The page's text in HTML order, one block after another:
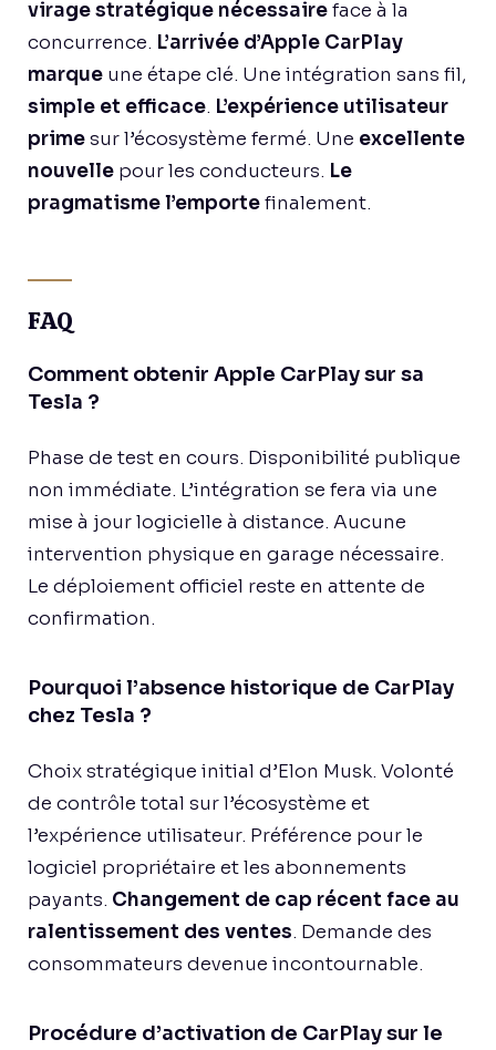
virage stratégique nécessaireface à la
concurrence. L’arrivée d’Apple CarPlay
marque une étape clé. Une intégration sans fil,
simple et efficace. L’expérience utilisateur
primesur l’écosystème fermé. Une excellente
nouvelle pour les conducteurs. Le
pragmatisme l’emportefinalement.
FAQ
Comment obtenir Apple CarPlay sur sa
Tesla ?
Phase de test en cours. Disponibilité publique
non immédiate. L’intégration se fera via une
mise à jour logicielle à distance. Aucune
intervention physique en garage nécessaire.
Le déploiement officiel reste en attente de
confirmation.
Pourquoi l’absence historique de CarPlay
chez Tesla ?
Choix stratégique initial d’Elon Musk. Volonté
de contrôle total sur l’écosystème et
l’expérience utilisateur. Préférence pour le
logiciel propriétaire et les abonnements
payants. Changement de cap récent face au
ralentissement des ventes. Demande des
consommateurs devenue incontournable.
Procédure d’activation de CarPlay sur le